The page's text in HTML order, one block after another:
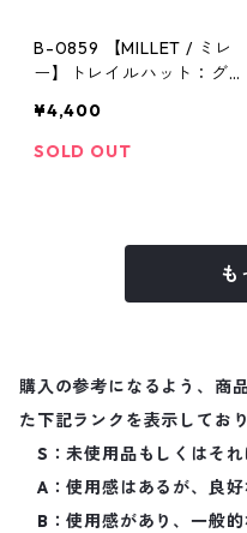
B-0859 【MILLET / ミレ
ー】トレイルハット：グラ
ト ピンク Mサイズ
¥4,400
SOLD OUT
も
購入の参考になるよう、商
た下記ランクを表示しており
S：未使用品もしくはそれ
A：使用感はあるが、良好
B：使用感があり、一般的